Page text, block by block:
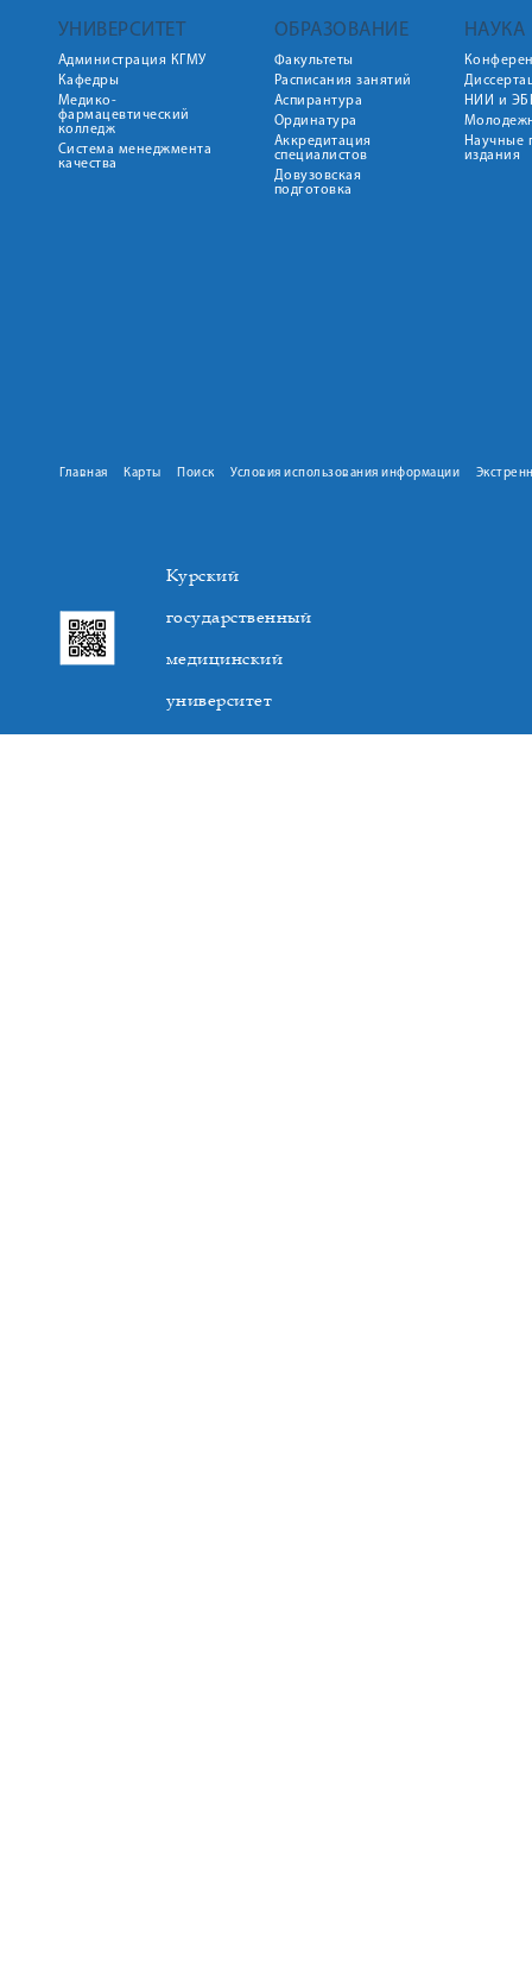
УНИВЕРСИТЕТ
Администрация КГМУ
Кафедры
Медико-
фармацевтический
колледж
Система менеджмента
качества
ОБРАЗОВАНИЕ
Факультеты
Расписания занятий
Аспирантура
Ординатура
Аккредитация
специалистов
Довузовская
подготовка
НАУКА
НИИ и
Научные
издания
Главная Карты Поиск Условия использования информации
Курский
государственный
медицинский
университет